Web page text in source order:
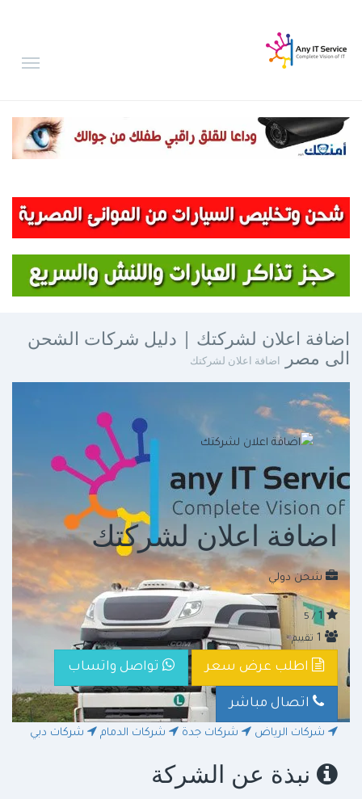
اضافة اعلان لشركتك | دليل شركات الشحن
الى مصر
اضافة اعلان لشركتك
اضافة اعلان لشركتك
شحن دولي
1
/ 5
1 تقييم
اطلب عرض سعر تواصل واتساب
اتصال مباشر
شركات الرياض شركات جدة شركات الدمام شركات دبي
نبذة عن الشركة